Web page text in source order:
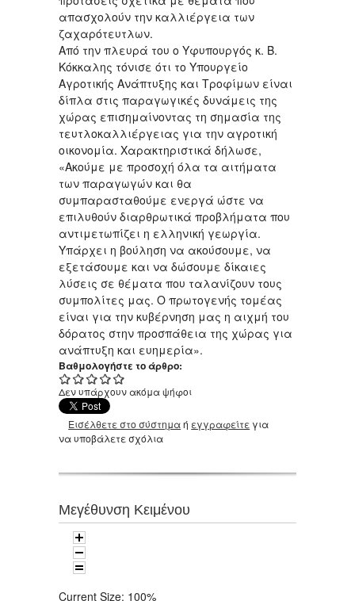
απασχολούν την καλλιέργεια των
ζαχαρότευτλων.
Από την πλευρά του ο Υφυπουργός κ. Β.
Κόκκαλης τόνισε ότι το Υπουργείο
Αγροτικής Ανάπτυξης και Τροφίμων είναι
δίπλα στις παραγωγικές δυνάμεις της
χώρας επισημαίνοντας τη σημασία της
τευτλοκαλλιέργειας για την αγροτική
οικονομία. Χαρακτηριστικά δήλωσε,
«Ακούμε με προσοχή όλα τα αιτήματα
των παραγωγών και θα
συμπαρασταθούμε ενεργά ώστε να
επιλυθούν διαρθρωτικά προβλήματα που
αντιμετωπίζει η ελληνική γεωργία.
Υπάρχει η βούληση να ακούσουμε, να
εξετάσουμε και να δώσουμε δίκαιες
λύσεις σε θέματα που ταλανίζουν τους
συμπολίτες μας. Ο πρωτογενής τομέας
είναι για την κυβέρνηση μας η αιχμή του
δόρατος στην προσπάθεια της χώρας για
ανάπτυξη και ευημερία».
Βαθμολογήστε το άρθρο:
Δεν υπάρχουν ακόμα ψήφοι
Εισέλθετε στο σύστημαή εγγραφείτε για
να υποβάλετε σχόλια
Μεγέθυνση Κειμένου
Current Size: 100%